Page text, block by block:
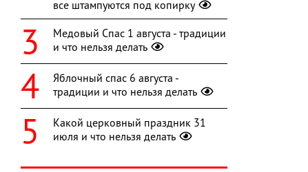
все штампуются под копирку
Медовый Спас 1 августа - традиции
и что нельзя делать
Яблочный спас 6 августа -
традиции и что нельзя делать
Какой церковный праздник 31
июля и что нельзя делать